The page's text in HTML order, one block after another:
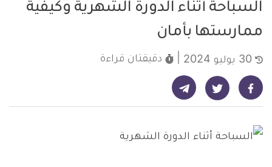
السباحة أثناء الدورة الشهرية وكيفية
ممارستها بأمان
دقيقتان قراءة
شارك على فيسبوك - ديلي ميديكال انفو شارك على تويتر - ديلي ميديكال انفو شارك على تيليجرام - ديلي ميديكال انفو